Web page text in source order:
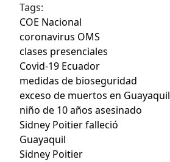
Tags:
COE Nacional
coronavirus OMS
clases presenciales
Covid-19 Ecuador
medidas de bioseguridad
exceso de muertos en Guayaquil
niño de 10 años asesinado
Sidney Poitier falleció
Guayaquil
Sidney Poitier